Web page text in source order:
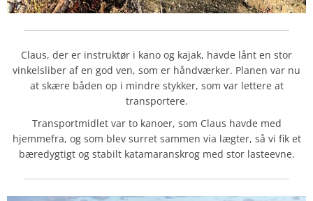
Claus, der er instruktør i kano og kajak, havde lånt en stor
vinkelsliber af en god ven, som er håndværker. Planen var nu
at skære båden op i mindre stykker, som var lettere at
transportere.
Transportmidlet var to kanoer, som Claus havde med
hjemmefra, og som blev surret sammen via lægter, så vi fik et
bæredygtigt og stabilt katamaranskrog med stor lasteevne.